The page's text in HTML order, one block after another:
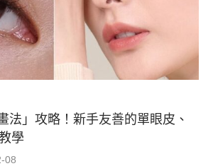
法」攻略！新手友善的單眼皮、
學
08